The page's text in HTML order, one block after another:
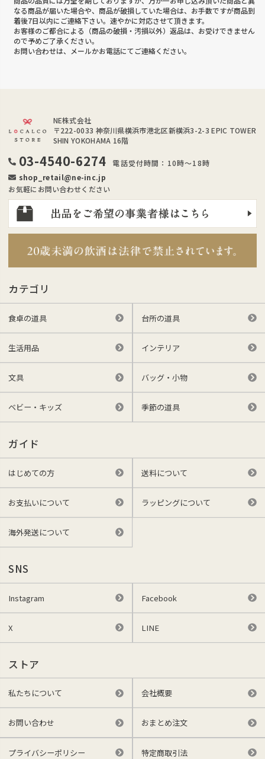
なる商品が届いた場合や、商品が破損していた場合は、お手数ですが商品到
着後7日以内にご連絡下さい。速やかに対応させて頂きます。
お客様のご都合による（商品の破損・汚損以外）返品は、お受けできません
ので予めご了承ください。
お問い合わせは、メールかお電話にてご連絡ください。
NE株式会社
〒222-0033 神奈川県横浜市港北区新横浜3-2-3 EPIC TOWER
SHIN YOKOHAMA 16階
03-4540-6274
電話受付時間：10時～18時
shop_retail@ne-inc.jp
お気軽にお問い合わせください
カテゴリ
食卓の道具 台所の道具
生活用品 インテリア
文具 バッグ・小物
ベビー・キッズ 季節の道具
ガイド
はじめての方 送料について
お支払いについて ラッピングについて
海外発送について
SNS
Instagram Facebook
X LINE
ストア
私たちについて 会社概要
お問い合わせ おまとめ注文
プライバシーポリシー 特定商取引法